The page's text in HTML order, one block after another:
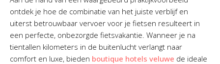
ontdek je hoe de combinatie van het juiste verblijf en
uiterst betrouwbaar vervoer voor je fietsen resulteert in
een perfecte, onbezorgde fietsvakantie. Wanneer je na
tientallen kilometers in de buitenlucht verlangt naar
comfort en luxe, bieden boutique hotels veluwe de ideale